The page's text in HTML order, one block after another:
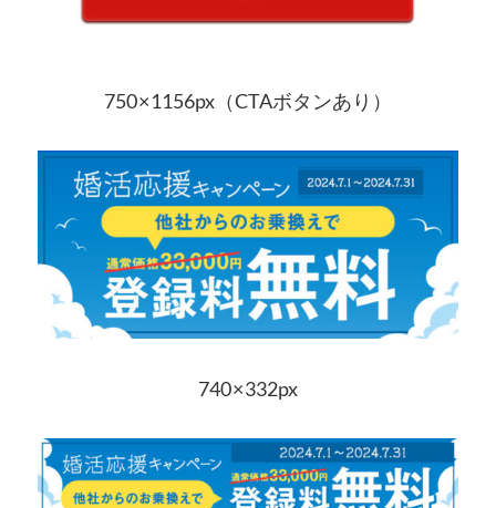
750 × 1156px（CTAボタンあり）
740 × 332px